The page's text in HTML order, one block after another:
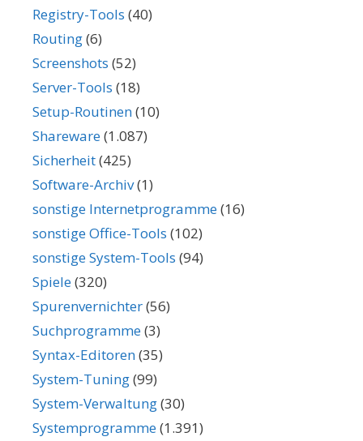
Registry-Tools (40)
Routing(6)
Screenshots (52)
Server-Tools (18)
Setup-Routinen(10)
Shareware(1.087)
Sicherheit(425)
Software-Archiv(1)
sonstige Internetprogramme(16)
sonstige Office-Tools (102)
sonstige System-Tools (94)
Spiele(320)
Spurenvernichter(56)
Suchprogramme(3)
Syntax-Editoren(35)
System-Tuning(99)
System-Verwaltung(30)
Systemprogramme(1.391)